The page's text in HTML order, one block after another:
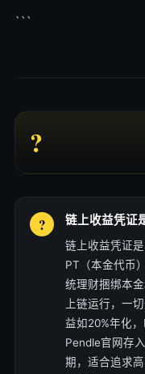
```
?
链上收益凭证
链上收益凭证
PT（本金代币
统理财捆绑本
上链运行，一
益如20%年化
Pendle官网存
期，适合追求